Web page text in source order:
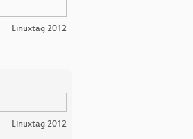
Linuxtag 2012
Linuxtag 2012